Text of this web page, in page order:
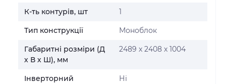
К-ть контурів, шт 1
Тип конструкції Моноблок
Габаритні розміри (Д
х В х Ш), мм
2489 х 2408 х 1004
Інверторний
Ні